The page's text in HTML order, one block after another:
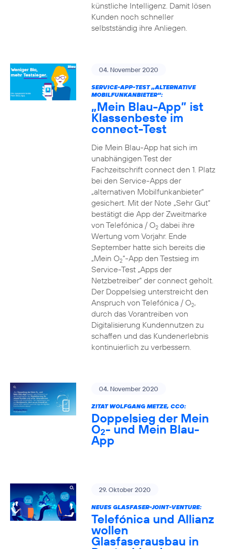
künstliche Intelligenz. Damit lösen
Kunden noch schneller
selbstständig ihre Anliegen.
04. November 2020
SERVICE-APP-TEST „ALTERNATIVE
MOBILFUNKANBIETER“:
„Mein Blau-App” ist
Klassenbeste im
connect-Test
Die Mein Blau-App hat sich im
unabhängigen Test der
Fachzeitschrift connect den 1. Platz
bei den Service-Apps der
„alternativen Mobilfunkanbieter“
gesichert. Mit der Note „Sehr Gut“
bestätigt die App der Zweitmarke
von Telefónica / O2dabei ihre
Wertung vom Vorjahr. Ende
September hatte sich bereits die
„Mein O2“-App den Testsieg im
Service-Test „Apps der
Netzbetreiber“ der connect geholt.
Der Doppelsieg unterstreicht den
Anspruch von Telefónica / O2,
durch das Vorantreiben von
Digitalisierung Kundennutzen zu
schaffen und das Kundenerlebnis
kontinuierlich zu verbessern.
04. November 2020
ZITAT WOLFGANG METZE, CCO:
Doppelsieg der Mein
O2- und Mein Blau-
App
29. Oktober 2020
NEUES GLASFASER-JOINT-VENTURE:
Telefónica und Allianz
wollen
Glasfaserausbau in